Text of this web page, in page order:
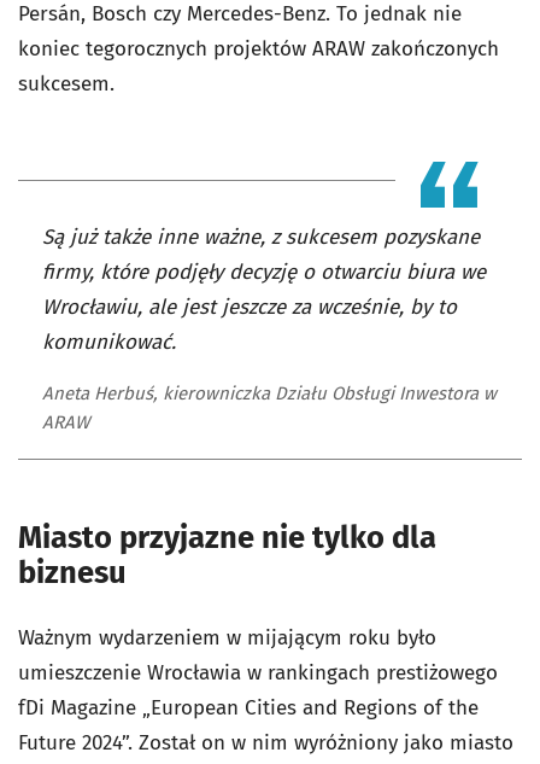
Persán, Bosch czy Mercedes-Benz. To jednak nie
koniec tegorocznych projektów ARAW zakończonych
sukcesem.
Są już także inne ważne, z sukcesem pozyskane
firmy, które podjęły decyzję o otwarciu biura we
Wrocławiu, ale jest jeszcze za wcześnie, by to
komunikować.
Aneta Herbuś, kierowniczka Działu Obsługi Inwestora w
ARAW
Miasto przyjazne nie tylko dla
biznesu
Ważnym wydarzeniem w mijającym roku było
umieszczenie Wrocławia w rankingach prestiżowego
fDi Magazine „European Cities and Regions of the
Future 2024”. Został on w nim wyróżniony jako miasto